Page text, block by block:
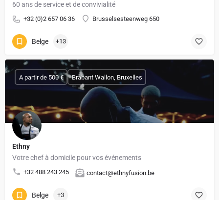
60 ans de service et de convivialité
+32 (0)2 657 06 36 Brusselsesteenweg 650
Belge +13
Ethny
Votre chef à domicile pour vos événements
+32 488 243 245 contact@ethnyfusion.be
A partir de 500 € Brabant Wallon, Bruxelles
Belge +3